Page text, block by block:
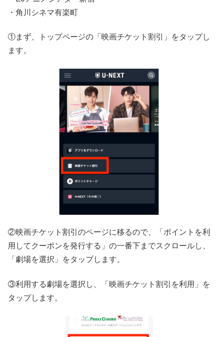
・角川シネマ有楽町
①まず、トップページの「映画チケット割引」をタップし
ます。
②映画チケット割引のページに移るので、「ポイントを利
用してクーポンを発行する」の一番下までスクロールし、
「劇場を選択」をタップします。
③利用する劇場を選択し、「映画チケット割引を利用」を
タップします。